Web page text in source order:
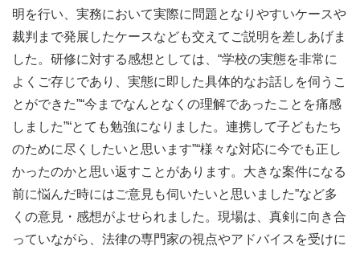
明を行い、実務において実際に問題となりやすいケースや
裁判まで発展したケースなども交えてご説明を差しあげま
した。研修に対する感想としては、“学校の実態を非常に
よくご存じであり、実態に即した具体的なお話しを伺うこ
とができた”“今までなんとなくの理解であったことを痛感
しました”“とても勉強になりました。連携して子どもたち
のために尽くしたいと思います”“様々な対応に今でも正し
かったのかと思い返すことがあります。大きな案件になる
前に悩んだ時にはご意見も伺いたいと思いました”など多
くの意見・感想がよせられました。現場は、真剣に向き合
っていながら、法律の専門家の視点やアドバイスを受けに